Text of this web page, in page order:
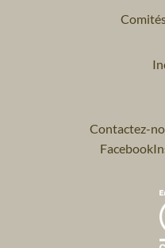
Contactez-
Facebook